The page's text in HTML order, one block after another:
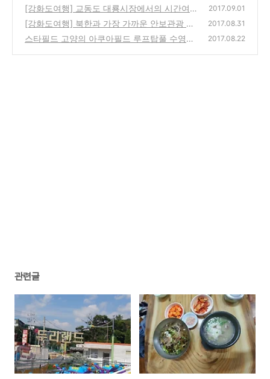
도 교동향교
(14)
[강화도여행] 교동도 대룡시장에서의 시간여
행
(8)
2017.09.01
[강화도여행] 북한과 가장 가까운 안보관광 강
화평화전망대
(10)
2017.08.31
스타필드 고양의 아쿠아필드 루프탑풀 수영장
2017.08.22
관련글